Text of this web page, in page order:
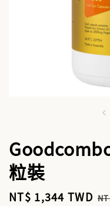
粒裝
Sale
NT$ 1,344 TWD